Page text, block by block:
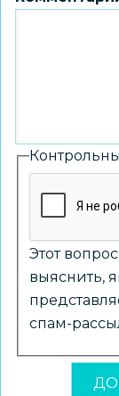
Этот
выяснить,
спам-